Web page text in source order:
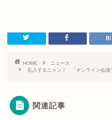
HOME
ニュース
乱入するニャン！ 「オンライン会議
関連記事